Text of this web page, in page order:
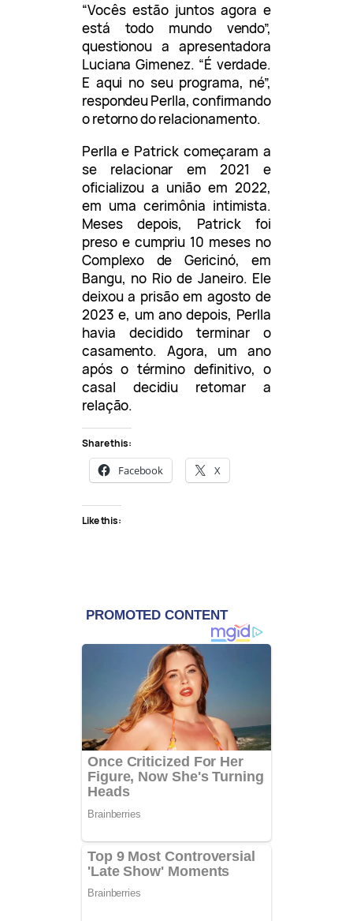
“Vocês estão juntos agora e
está todo mundo vendo”,
questionou a apresentadora
Luciana Gimenez. “É verdade.
E aqui no seu programa, né”,
respondeu Perlla, confirmando
o retorno do relacionamento.
Perlla e Patrick começaram a
se relacionar em 2021 e
oficializou a união em 2022,
em uma cerimônia intimista.
Meses depois, Patrick foi
preso e cumpriu 10 meses no
Complexo de Gericinó, em
Bangu, no Rio de Janeiro. Ele
deixou a prisão em agosto de
2023 e, um ano depois, Perlla
havia decidido terminar o
casamento. Agora, um ano
após o término definitivo, o
casal decidiu retomar a
relação.
Share this:
Facebook X
Like this: